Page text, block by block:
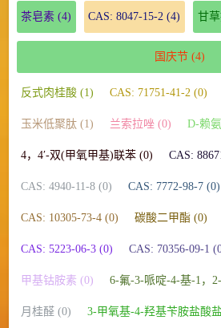
茶皂素 (4) CAS: 8047-15-2 (4) 甘
国庆节(4)
反式肉桂酸 (1) CAS: 71751-41-2 (0)
玉米低聚肽 (1) 兰索拉唑 (0) D-赖
4，4′-双(甲氧甲基)联苯 (0) CAS:
CAS: 4940-11-8 (0) CAS: 7772-98-7 (0)
CAS: 10305-73-4 (0) 碳酸二甲酯 (0)
CAS: 5223-06-3 (0) CAS: 70356-09-1
甲基钴胺素 (0) 6-氟-3-哌啶-4-基-1，
月桂醛 (0) 3-甲氧基-4-羟基苄胺盐酸